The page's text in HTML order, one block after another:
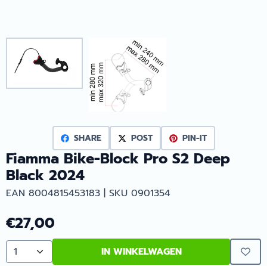
SHARE POST PIN-IT
Fiamma Bike-Block Pro S2 Deep
Black 2024
EAN 8004815453183 | SKU 0901354
€27,00
Aantal IN WINKELWAGEN